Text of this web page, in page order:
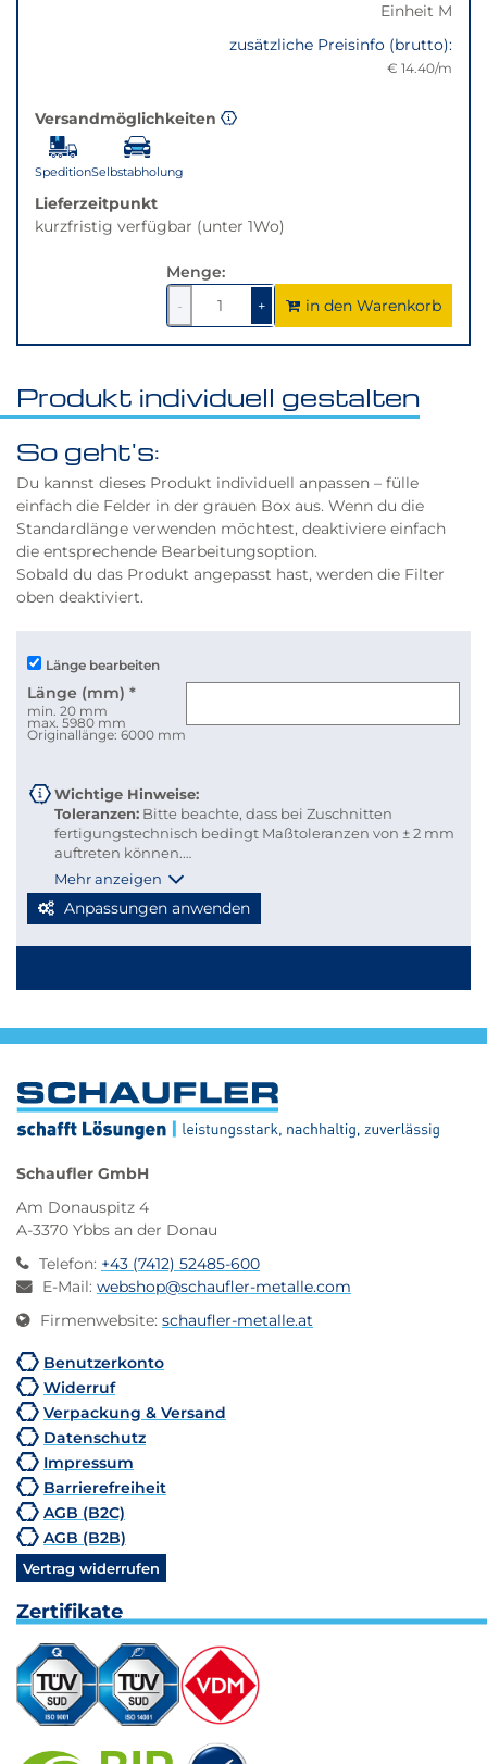
Einheit M
zusätzliche Preisinfo (brutto):
€ 14.40/m
Versandmöglichkeiten
SpeditionSelbstabholung
Lieferzeitpunkt
kurzfristig verfügbar (unter 1Wo)
Menge:
-
1
verringern
+1um
1
erhöhen
in den Warenkorb
Produkt individuell gestalten
So geht's:
Du kannst dieses Produkt individuell anpassen – fülle
einfach die Felder in der grauen Box aus. Wenn du die
Standardlänge verwenden möchtest, deaktiviere einfach
die entsprechende Bearbeitungsoption.
Sobald du das Produkt angepasst hast, werden die Filter
oben deaktiviert.
Länge bearbeiten
Länge (mm) *
min. 20 mm
max. 5980 mm
Originallänge: 6000 mm
Wichtige Hinweise:
Toleranzen: Bitte beachte, dass bei Zuschnitten
fertigungstechnisch bedingt Maßtoleranzen von ± 2 mm
auftreten können.
Versandkosten:Damit du Versandkosten sparen und
deine Bestellung bequem per Paketdienst geliefert
werden kann, beachte bitte folgende Richtlinien für
Stabmaterial: maximal 2.000 mm Länge
Berechnung: 2 × Breite + 1 × längste Seite (max. 2.000
Werden diese Maße überschritten, erfolgt der Versand
automatisch per Spedition, wodurch höhere
Mehr anzeigen
Anpassungen anwenden
Schaufler GmbH
Am Donauspitz 4
A-3370 Ybbs an der Donau
Telefon: +43 (7412) 52485-600
E-Mail: webshop@schaufler-metalle.com
Firmenwebsite: schaufler-metalle.at
Benutzerkonto
Widerruf
Verpackung & Versand
Datenschutz
Impressum
Barrierefreiheit
AGB (B2C)
AGB (B2B)
Vertrag widerrufen
Zertifikate